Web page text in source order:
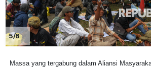
5/6
Massa yang tergabung dalam Aliansi